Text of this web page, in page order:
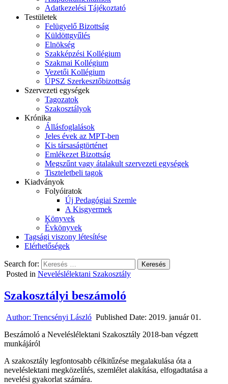
Adatkezelési Tájékoztató
Testületek
Felügyelő Bizottság
Küldöttgyűlés
Elnökség
Szakképzési Kollégium
Szakmai Kollégium
Vezetői Kollégium
ÚPSZ Szerkesztőbizottság
Szervezeti egységek
Tagozatok
Szakosztályok
Krónika
Állásfoglalások
Jeles évek az MPT-ben
Kis társaságtörténet
Emlékezet Bizottság
Megszűnt vagy átalakult szervezeti egységek
Tiszteletbeli tagok
Kiadványok
Folyóiratok
Új Pedagógiai Szemle
A Kisgyermek
Könyvek
Évkönyvek
Tagsági viszony létesítése
Elérhetőségek
Search for:
Posted in Neveléslélektani Szakosztály
Szakosztályi beszámoló
Author: Trencsényi László Published Date: 2019. január 01.
Beszámoló a Neveléslélektani Szakosztály 2018-ban végzett
munkájáról
A szakosztály legfontosabb célkitűzése megalakulása óta a
neveléslektani megközelítés, szemlélet alakítása, elfogadtatása a
nevelési gyakorlat számára.